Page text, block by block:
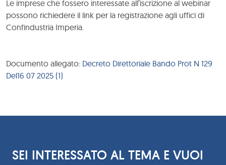
Le imprese che fossero interessate all’iscrizione al webinar
possono richiedere il link per la registrazione agli uffici di
Confindustria Imperia.
Documento allegato: Decreto Direttoriale Bando Prot N 129
Del16 07 2025 (1)
SEI INTERESSATO AL TEMA E VUOI